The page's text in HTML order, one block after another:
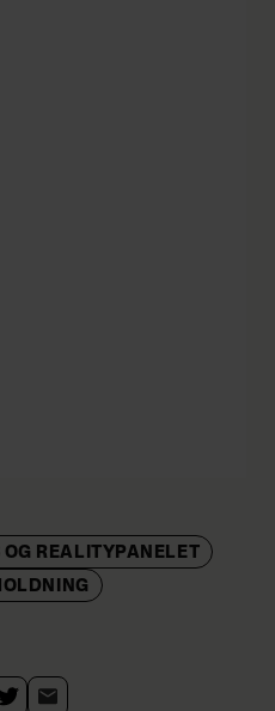
OG REALITYPANELET